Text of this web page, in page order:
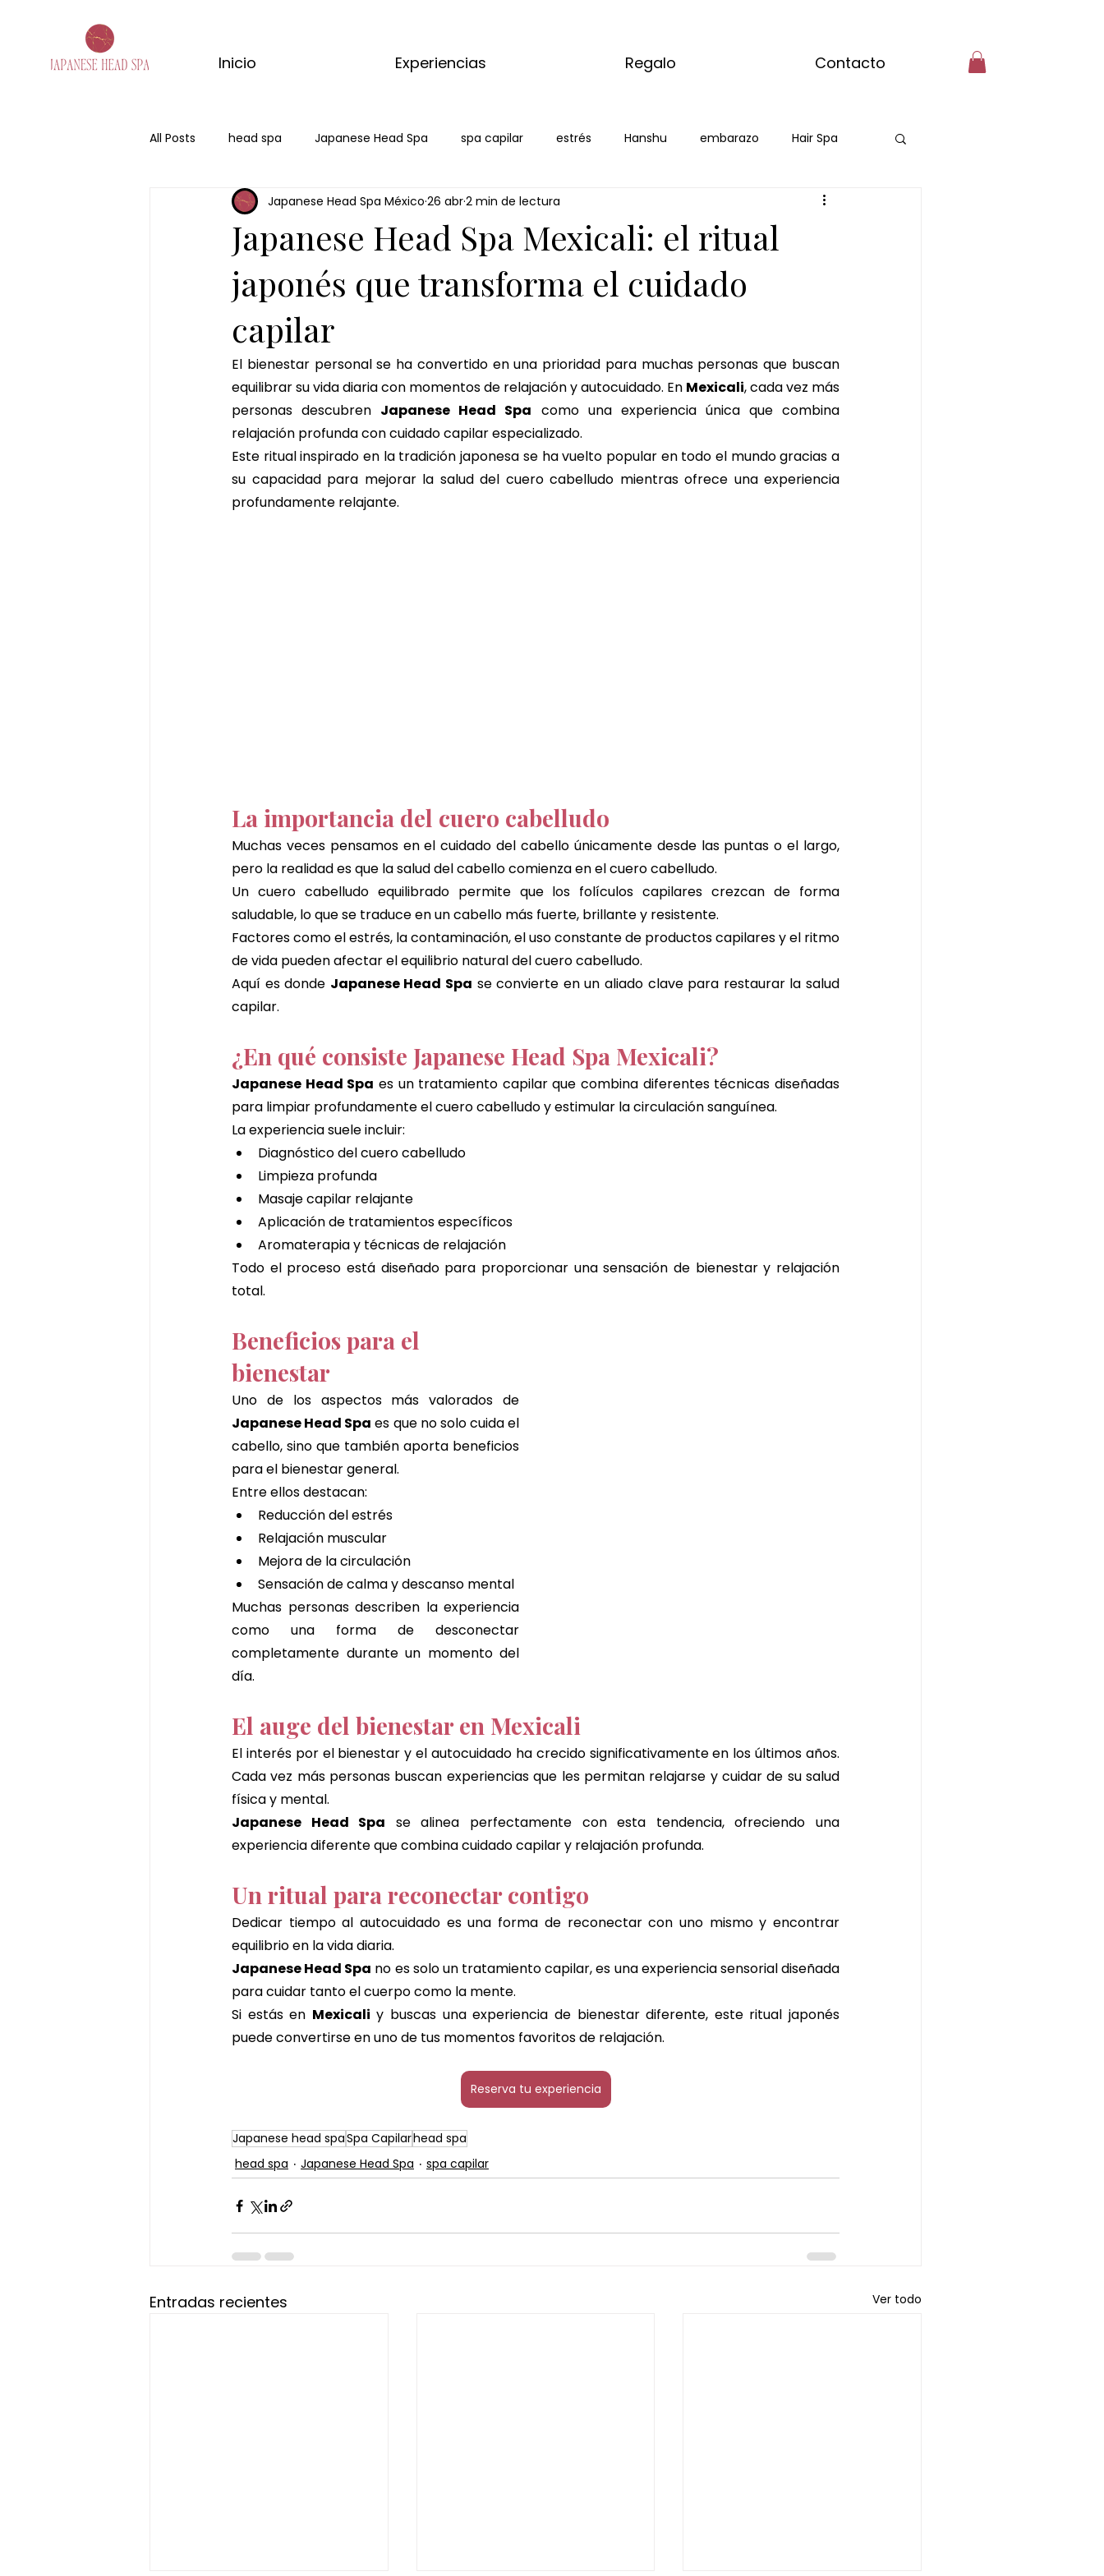
Inicio Experiencias Regalo Contacto
All Posts head spa Japanese Head Spa spa capilar estrés Hanshu embarazo Hair Spa
san valentin regalo Mexicali
Japanese Head Spa Mexicali: el ritual
japonés que transforma el cuidado
capilar
Japanese Head Spa México 26 abr2 min de lectura
El bienestar personal se ha convertido en una prioridad para muchas personas que buscan
equilibrar su vida diaria con momentos de relajación y autocuidado. En Mexicali, cada vez más
personas descubren Japanese Head Spa como una experiencia única que combina
relajación profunda con cuidado capilar especializado.
Este ritual inspirado en la tradición japonesa se ha vuelto popular en todo el mundo gracias a
su capacidad para mejorar la salud del cuero cabelludo mientras ofrece una experiencia
profundamente relajante.
La importancia del cuero cabelludo
Muchas veces pensamos en el cuidado del cabello únicamente desde las puntas o el largo,
pero la realidad es que la salud del cabello comienza en el cuero cabelludo.
Un cuero cabelludo equilibrado permite que los folículos capilares crezcan de forma
saludable, lo que se traduce en un cabello más fuerte, brillante y resistente.
Factores como el estrés, la contaminación, el uso constante de productos capilares y el ritmo
de vida pueden afectar el equilibrio natural del cuero cabelludo.
Aquí es donde Japanese Head Spa se convierte en un aliado clave para restaurar la salud
capilar.
¿En qué consiste Japanese Head Spa Mexicali?
Japanese Head Spa es un tratamiento capilar que combina diferentes técnicas diseñadas
para limpiar profundamente el cuero cabelludo y estimular la circulación sanguínea.
La experiencia suele incluir:
Diagnóstico del cuero cabelludo
Limpieza profunda
Masaje capilar relajante
Aplicación de tratamientos específicos
Aromaterapia y técnicas de relajación
Todo el proceso está diseñado para proporcionar una sensación de bienestar y relajación
total.
Beneficios para el
bienestar
Japanese Head Spa es que no solo cuida el
cabello, sino que también aporta beneficios
para el bienestar general.
Entre ellos destacan:
Reducción del estrés
Relajación muscular
Mejora de la circulación
Sensación de calma y descanso mental
Muchas personas describen la experiencia
como una forma de desconectar
completamente durante un momento del
día.
El auge del bienestar en Mexicali
El interés por el bienestar y el autocuidado ha crecido significativamente en los últimos años.
Cada vez más personas buscan experiencias que les permitan relajarse y cuidar de su salud
física y mental.
Japanese Head Spa se alinea perfectamente con esta tendencia, ofreciendo una
experiencia diferente que combina cuidado capilar y relajación profunda.
Un ritual para reconectar contigo
Dedicar tiempo al autocuidado es una forma de reconectar con uno mismo y encontrar
equilibrio en la vida diaria.
Japanese Head Spa no es solo un tratamiento capilar, es una experiencia sensorial diseñada
para cuidar tanto el cuerpo como la mente.
Si estás en Mexicali y buscas una experiencia de bienestar diferente, este ritual japonés
puede convertirse en uno de tus momentos favoritos de relajación.
Reserva tu experiencia
Japanese head spaSpa Capilarhead spa
head spa
Japanese Head Spa spa capilar
Entradas recientes Ver todo